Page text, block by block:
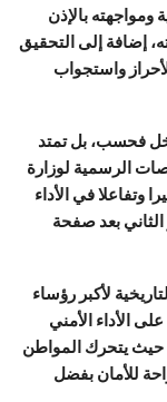
ومواجهته بالإذن
إضافة إلى التحقيق
واستجواب
فحسب، بل تمتد
الرسمية لوزارة
وتفاعلا في الأداء
بعد صفحة
لأكبر رؤساء
الأداء الأمني
حيث يتحرك المواطن
للأمان بفضل